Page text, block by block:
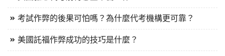
考試作弊的後果可怕嗎？為什麼代考機構更可靠？
美國託福作弊成功的技巧是什麼？